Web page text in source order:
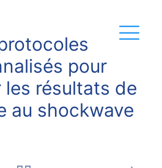
pour
les résultats de
au shockwave